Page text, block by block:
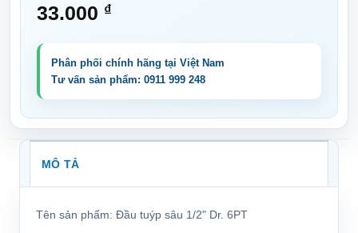
33.000 ₫
MÔ TẢ
Tên sản phẩm: Đầu tuýp sâu 1/2" Dr. 6PT